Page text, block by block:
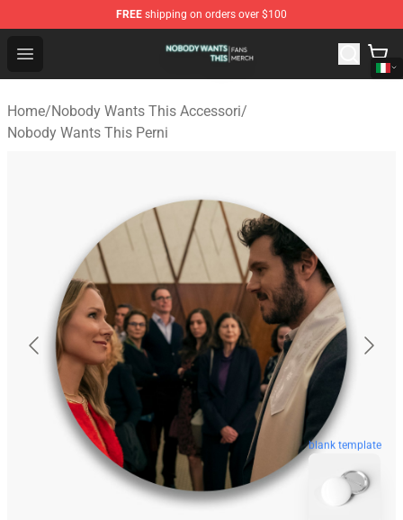
FREE shipping on orders over $100
Open menu
Nobody Wants This Shop - Official Nobody Wants This
Home/Nobody Wants This Accessori/
Nobody Wants This Perni
blank template